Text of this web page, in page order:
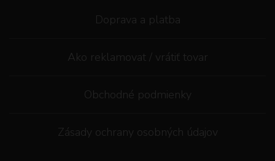
Doprava a platba
Ako reklamovat / vrátiť tovar
Obchodné podmienky
Zásady ochrany osobných údajov